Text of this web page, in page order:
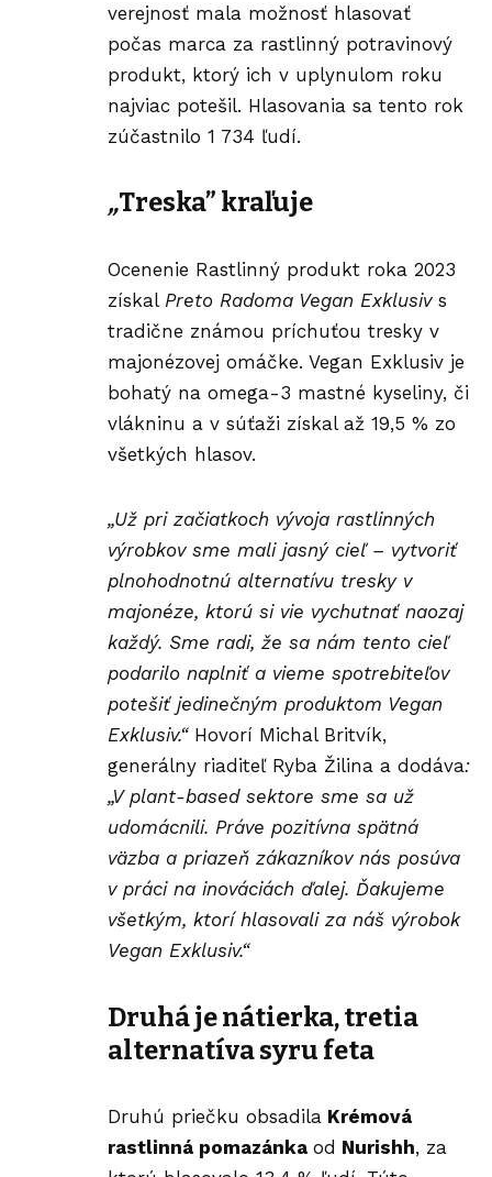
verejnosť mala možnosť hlasovať
počas marca za rastlinný potravinový
produkt, ktorý ich v uplynulom roku
najviac potešil. Hlasovania sa tento rok
zúčastnilo 1 734 ľudí.
„Treska” kraľuje
Ocenenie Rastlinný produkt roka 2023
získal Preto Radoma Vegan Exklusiv s
tradične známou príchuťou tresky v
majonézovej omáčke. Vegan Exklusiv je
bohatý na omega-3 mastné kyseliny, či
vlákninu a v súťaži získal až 19,5 % zo
všetkých hlasov.
„Už pri začiatkoch vývoja rastlinných
výrobkov sme mali jasný cieľ – vytvoriť
plnohodnotnú alternatívu tresky v
majonéze, ktorú si vie vychutnať naozaj
každý. Sme radi, že sa nám tento cieľ
podarilo naplniť a vieme spotrebiteľov
potešiť jedinečným produktom Vegan
Exklusiv.“Hovorí Michal Britvík,
generálny riaditeľ Ryba Žilina a dodáva:
„V plant-based sektore sme sa už
udomácnili. Práve pozitívna spätná
väzba a priazeň zákazníkov nás posúva
v práci na inováciách ďalej. Ďakujeme
všetkým, ktorí hlasovali za náš výrobok
Vegan Exklusiv.“
Druhá je nátierka, tretia
alternatíva syru feta
Druhú priečku obsadila Krémová
rastlinná pomazánka od Nurishh, za